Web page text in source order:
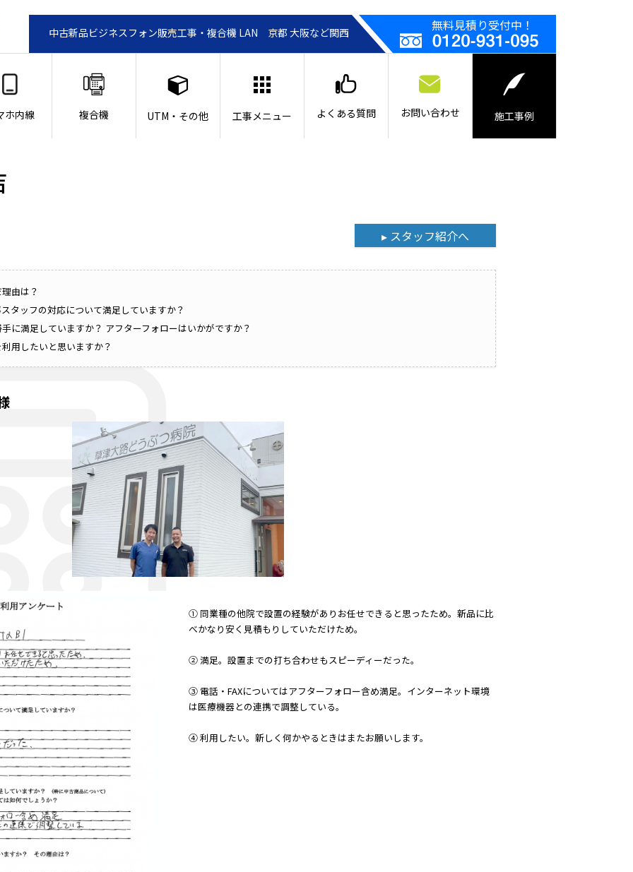
中古新品ビジネスフォン販売工事・複合機 LAN 京都 大阪など関西 無料見積り受付中！
ホ内線 複合機 UTM・その他 工事メニュー よくある質問 お問い合わせ 施工事例
▸ スタッフ紹介へ
由は？
タッフの対応について満足していますか？
に満足していますか？ アフターフォローはいかがですか？
用したいと思いますか？
① 同業種の他院で設置の経験がありお任せできると思ったため。新品に比
べかなり安く見積もりしていただけため。
② 満足。設置までの打ち合わせもスピーディーだった。
③ 電話・FAXについてはアフターフォロー含め満足。インターネット環境
は医療機器との連携で調整している。
④ 利用したい。新しく何かやるときはまたお願いします。